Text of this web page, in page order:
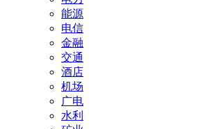
能源
电信
金融
交通
酒店
机场
广电
水利